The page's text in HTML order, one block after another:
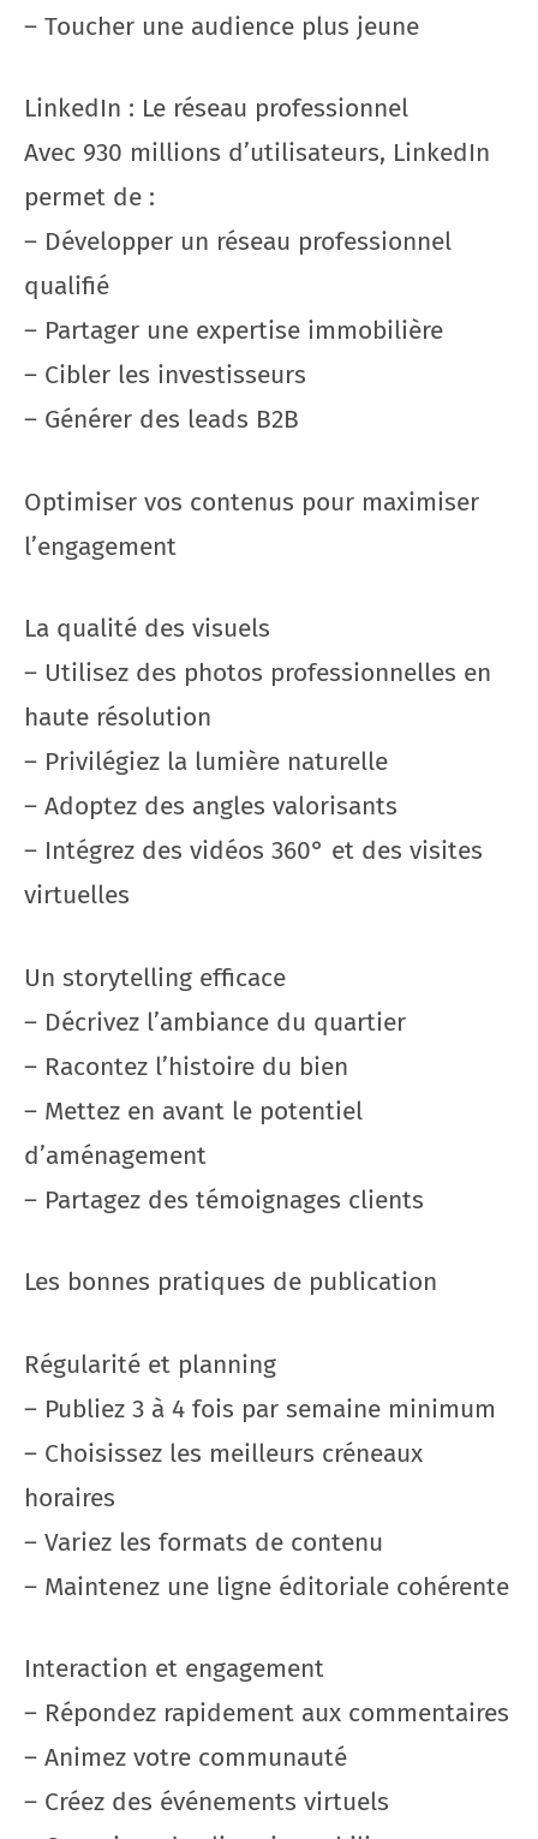
– Toucher une audience plus jeune
LinkedIn : Le réseau professionnel
Avec 930 millions d’utilisateurs, LinkedIn
permet de :
– Développer un réseau professionnel
qualifié
– Partager une expertise immobilière
– Cibler les investisseurs
– Générer des leads B2B
Optimiser vos contenus pour maximiser
l’engagement
La qualité des visuels
– Utilisez des photos professionnelles en
haute résolution
– Privilégiez la lumière naturelle
– Adoptez des angles valorisants
– Intégrez des vidéos 360° et des visites
virtuelles
Un storytelling efficace
– Décrivez l’ambiance du quartier
– Racontez l’histoire du bien
– Mettez en avant le potentiel
d’aménagement
– Partagez des témoignages clients
Les bonnes pratiques de publication
Régularité et planning
– Publiez 3 à 4 fois par semaine minimum
– Choisissez les meilleurs créneaux
horaires
– Variez les formats de contenu
– Maintenez une ligne éditoriale cohérente
Interaction et engagement
– Répondez rapidement aux commentaires
– Animez votre communauté
– Créez des événements virtuels